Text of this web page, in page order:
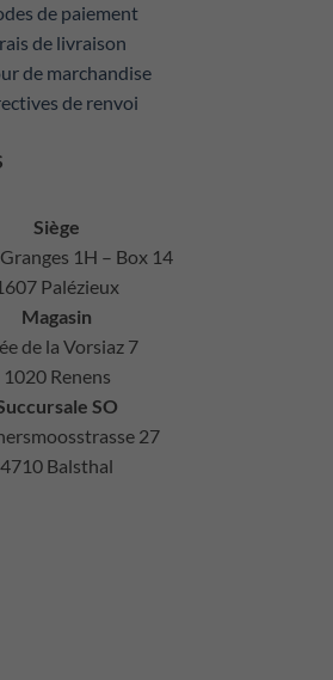
de paiement
de livraison
de marchandise
de renvoi
Siège
1H – Box 14
Palézieux
Magasin
de la Vorsiaz 7
1020 Renens
SO
27
4710 Balsthal